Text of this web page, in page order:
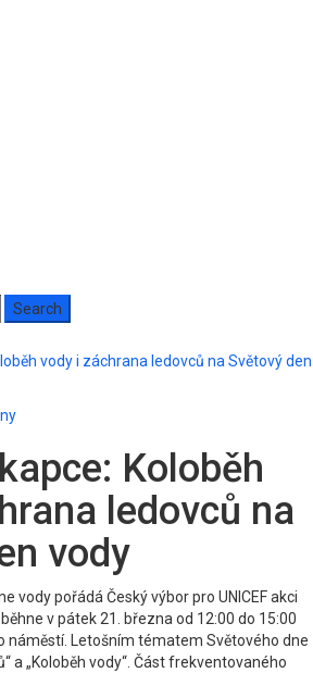
vody i záchrana ledovců na Světový den
Koloběh
ledovců na
vody
vody pořádá Český výbor pro UNICEF akci
v pátek 21. března od 12:00 do 15:00
náměstí. Letošním tématem Světového dne
a „Koloběh vody“. Část frekventovaného